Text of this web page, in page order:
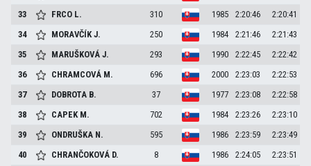
33
FRCO L. 310 1985 2:20:46
2:20:41
34
MORAVČÍKJ. 250 1984 2:21:46
2:21:43
35
MARUŠKOVÁJ. 293 1990 2:22:45
2:22:42
36
CHRAMCOVÁ M. 696 2000 2:23:03
2:22:53
37
DOBROTA B. 37 1977 2:23:08
2:22:58
38
CAPEK M. 702 1984 2:23:26
2:23:10
39
ONDRUŠKA N. 595 1986 2:23:59
2:23:49
40
CHRANČOKOVÁ D. 8 1986 2:24:05
2:23:51